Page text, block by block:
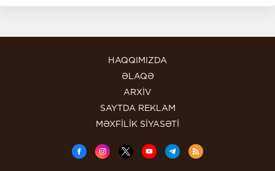
HAQQIMIZDA
ƏLAQƏ
ARXİV
SAYTDA REKLAM
MƏXFİLİK SİYASƏTİ